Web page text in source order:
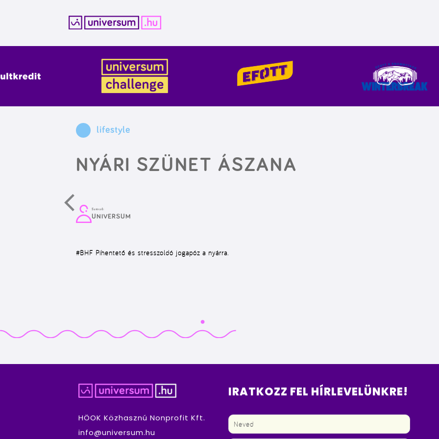
lifestyle
NYÁRI SZÜNET ÁSZANA
Szerző:
UNIVERSUM
#BHF Pihentető és stresszoldó jogapóz a nyárra.
HÖOK Közhasznú Nonprofit Kft.
info@universum.hu
IRATKOZZ FEL HÍRLEVELÜNKRE!